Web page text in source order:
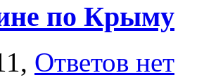
по Крыму
Ответов нет